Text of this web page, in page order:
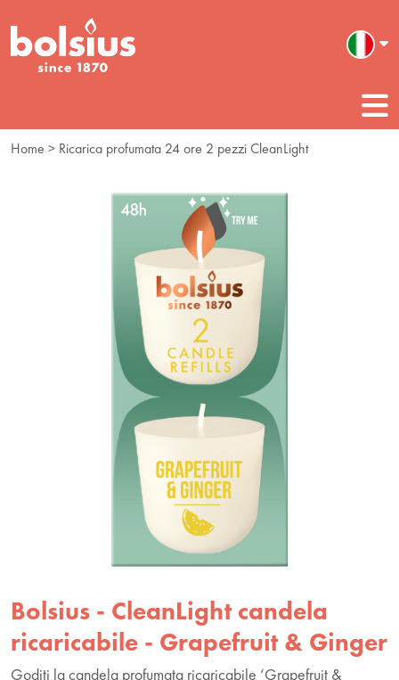
Home > Ricarica profumata 24 ore 2 pezzi CleanLight
Bolsius - CleanLight candela
ricaricabile - Grapefruit & Ginger
Goditi la candela profumata ricaricabile ‘Grapefruit &